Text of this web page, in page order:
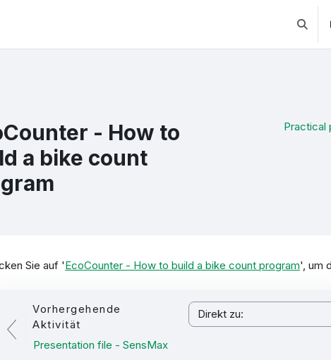
- How to
a bike count
Practical
Sie auf 'EcoCounter - How to build a bike count program', um
Vorhergehende
Aktivität
Presentation file - SensMax
Direkt zu: